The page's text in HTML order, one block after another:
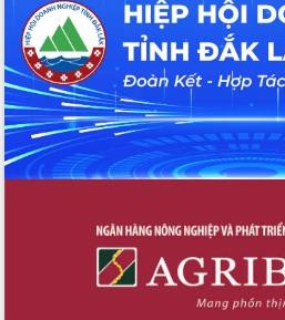
UBND tỉnh họp báo định kỳ tháng 4
năm 2026
Hội thảo khoa học “Giải pháp thúc đẩy
phát triển nền kinh tế xanh tại tỉnh
Đắk Lắk”
Tăng cường giám sát, đôn đốc thực
hiện nhiệm vụ quản lý tài sản công
công tác cải cách thủ tục hành chính
tại Trung tâm Phục vụ hành chính
Đắk Lắk: Tôn vinh 46 giải pháp tại Hội